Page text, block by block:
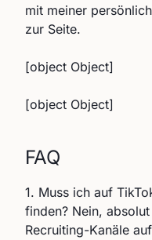
mit meiner
zur Seite.
[object Object]
[object Object]
FAQ
1. Muss ich auf
finden? Nein,
Recruiting-Kanäle